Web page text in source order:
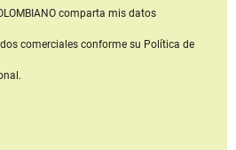
comparta mis datos
comerciales conforme su Política de